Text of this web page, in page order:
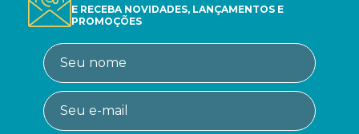
E RECEBA NOVIDADES, LANÇAMENTOS E
PROMOÇÕES